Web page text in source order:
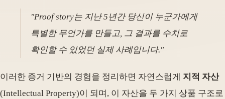
"Proof story는 지난 5년간 당신이 누군가에게
특별한 무언가를 만들고, 그 결과를 수치로
확인할 수 있었던 실제 사례입니다."
이러한 증거 기반의 경험을 정리하면 자연스럽게 지적 자산
(Intellectual Property)이 되며, 이 자산을 두 가지 상품 구조로